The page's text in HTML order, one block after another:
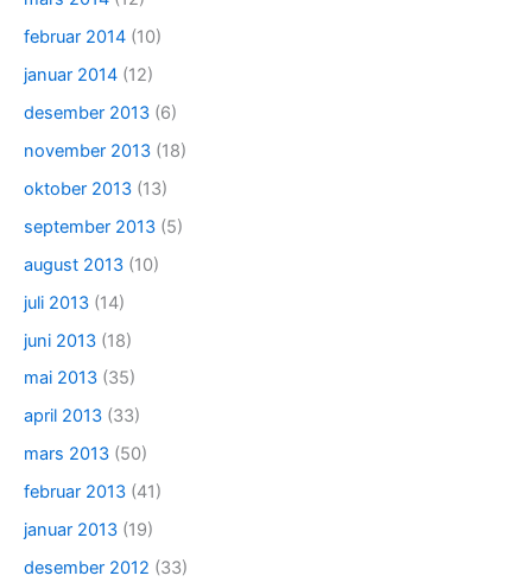
februar 2014 (10)
januar 2014 (12)
desember 2013 (6)
november 2013 (18)
oktober 2013 (13)
september 2013 (5)
august 2013 (10)
juli 2013 (14)
juni 2013 (18)
mai 2013 (35)
april 2013 (33)
mars 2013 (50)
februar 2013 (41)
januar 2013 (19)
desember 2012 (33)